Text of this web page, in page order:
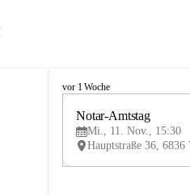
V
vor 1 Woche
Notar-Amtstag
Mi., 11. Nov., 15:30